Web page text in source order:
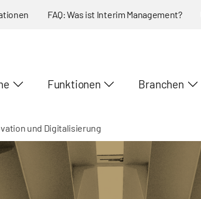
FAQ: Was ist Interim Management?
Funktionen Branchen
und Digitalisierung